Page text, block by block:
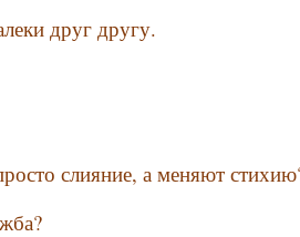
друг другу.
слияние, а меняют